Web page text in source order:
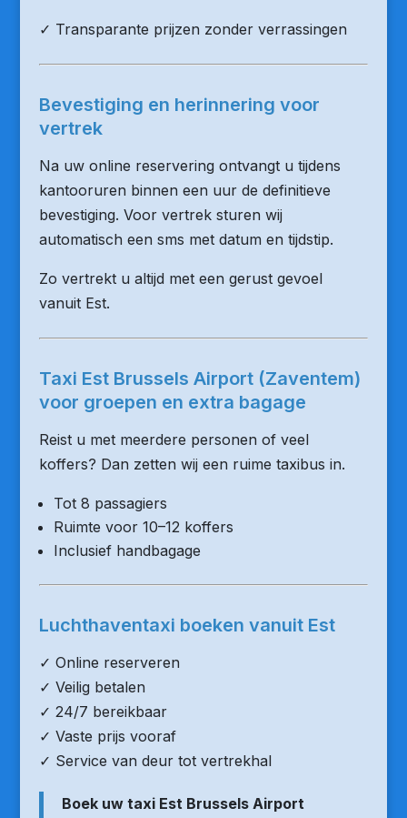
✓ Transparante prijzen zonder verrassingen
Bevestiging en herinnering voor
vertrek
Na uw online reservering ontvangt u tijdens
kantooruren binnen een uur de definitieve
bevestiging. Voor vertrek sturen wij
automatisch een sms met datum en tijdstip.
Zo vertrekt u altijd met een gerust gevoel
vanuit Est.
Taxi Est Brussels Airport (Zaventem)
voor groepen en extra bagage
Reist u met meerdere personen of veel
koffers? Dan zetten wij een ruime taxibus in.
Tot 8 passagiers
Ruimte voor 10–12 koffers
Inclusief handbagage
Luchthaventaxi boeken vanuit Est
✓ Online reserveren
✓ Veilig betalen
✓ 24/7 bereikbaar
✓ Vaste prijs vooraf
✓ Service van deur tot vertrekhal
Boek uw taxi Est Brussels Airport